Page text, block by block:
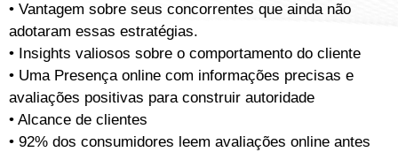
• Vantagem sobre seus concorrentes que ainda não
adotaram essas estratégias.
• Insights valiosos sobre o comportamento do cliente
• Uma Presença online com informações precisas e
avaliações positivas para construir autoridade
• Alcance de clientes
• 92% dos consumidores leem avaliações online antes